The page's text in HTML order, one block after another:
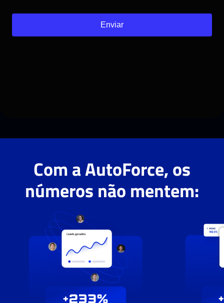
Com a AutoForce, os
números não mentem: